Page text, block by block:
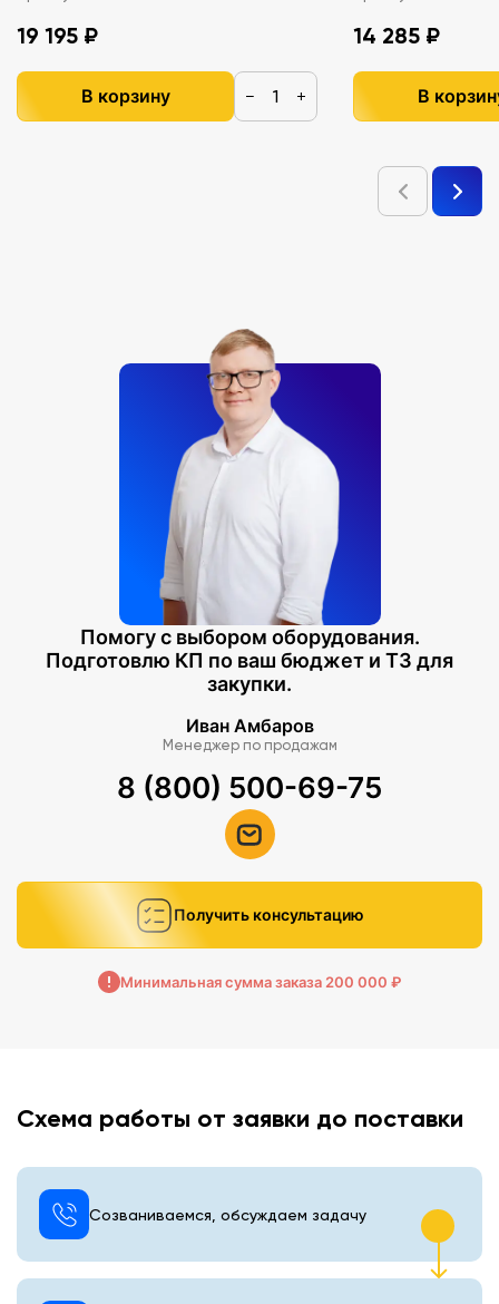
19 195 ₽
В корзину − +
14 285 ₽
В
Помогу с выбором оборудования.
Подготовлю КП по ваш бюджет и ТЗ для
закупки.
Иван Амбаров
Менеджер по продажам
8 (800) 500-69-75
Получить консультацию
Минимальная сумма заказа 200 000 ₽
Схема работы от заявки до поставки
Созваниваемся, обсуждаем задачу